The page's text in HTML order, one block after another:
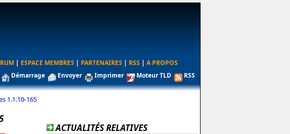
| ESPACE MEMBRES | PARTENAIRES | RSS | A PROPOS
Démarrage Envoyer Imprimer Moteur TLD RSS
1.1.10-165
ACTUALITÉS RELATIVES